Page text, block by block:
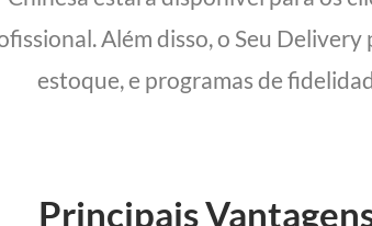
Além disso, o Seu
estoque, e programas de
Principais